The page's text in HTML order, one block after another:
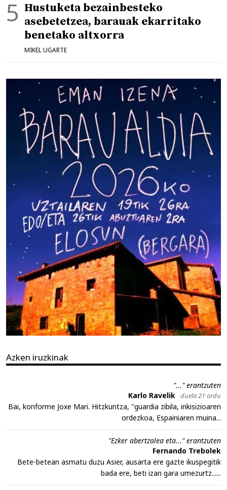
Hustuketa bezainbesteko
asebetetzea, barauak ekarritako
benetako altxorra
MIKEL UGARTE
Azken iruzkinak
"..." erantzuten
Karlo Ravelik duela 21 ordu
Bai, konforme Joxe Mari. Hitzkuntza, "guardia zibila, inkisizioaren
ordezkoa, Espainiaren muina...
"Ezker abertzalea eta..." erantzuten
Fernando Trebolek
Bete-betean asmatu duzu Asier, ausarta ere gazte ikuspegitik
bada ere, beti izan gara umezurtz......